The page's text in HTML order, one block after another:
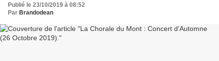
Publié le 23/10/2019 à 08:52
Par Brandodean